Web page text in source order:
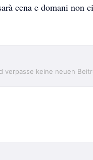
cena e domani non
verpasse keine neuen